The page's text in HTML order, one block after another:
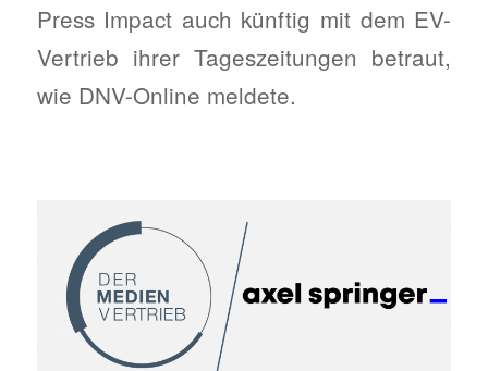
Press Impact auch künftig mit dem EV-
Vertrieb ihrer Tageszeitungen betraut,
wie DNV-Online meldete.